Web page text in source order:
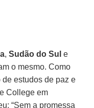
,Sudão do Sul e
o mesmo. Como
de estudos de paz e
College em
“Sem a promessa